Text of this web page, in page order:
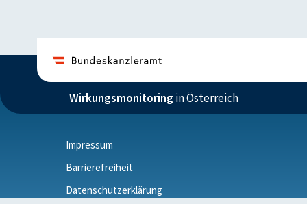
2013
Istzustand (2013)
und im vollen Umfang überwiesen. 100 % der
finanziellen Leistungen wurden fristgerecht und in
Wirkungsmonitoring in Österreich
Impressum
Barrierefreiheit
Datenschutzerklärung